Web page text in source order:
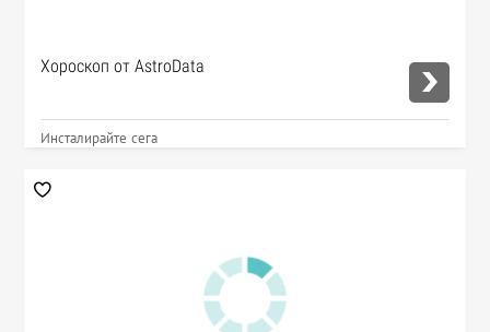
Хороскоп от AstroData
Инсталирайте сега